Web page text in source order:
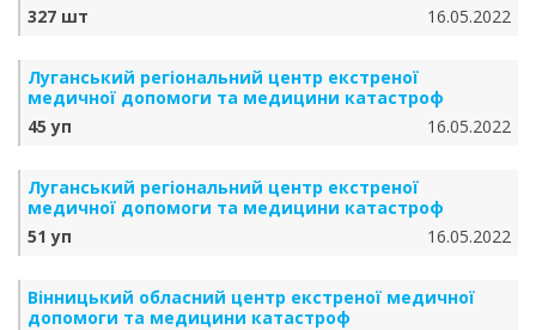
327 шт
16.05.2022
Луганський регіональний центр екстреної
медичної допомоги та медицини катастроф
45 уп
16.05.2022
Луганський регіональний центр екстреної
медичної допомоги та медицини катастроф
51 уп
16.05.2022
Вінницький обласний центр екстреної медичної
допомоги та медицини катастроф